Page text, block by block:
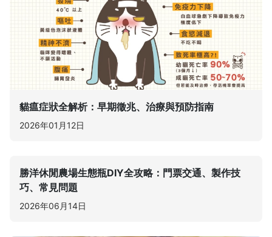
貓瘟症狀全解析：早期徵兆、治療與預防指南
2026年01月12日
勝洋休閒農場生態瓶DIY全攻略：門票交通、製作技
巧、常見問題
2026年06月14日